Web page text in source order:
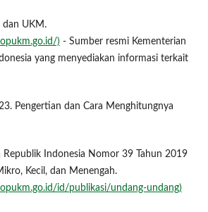
dan UKM.
) - Sumber resmi Kementerian
yang menyediakan informasi terkait
Pengertian dan Cara Menghitungnya
Republik Indonesia Nomor 39 Tahun 2019
Kecil, dan Menengah.
id/publikasi/undang-undang)